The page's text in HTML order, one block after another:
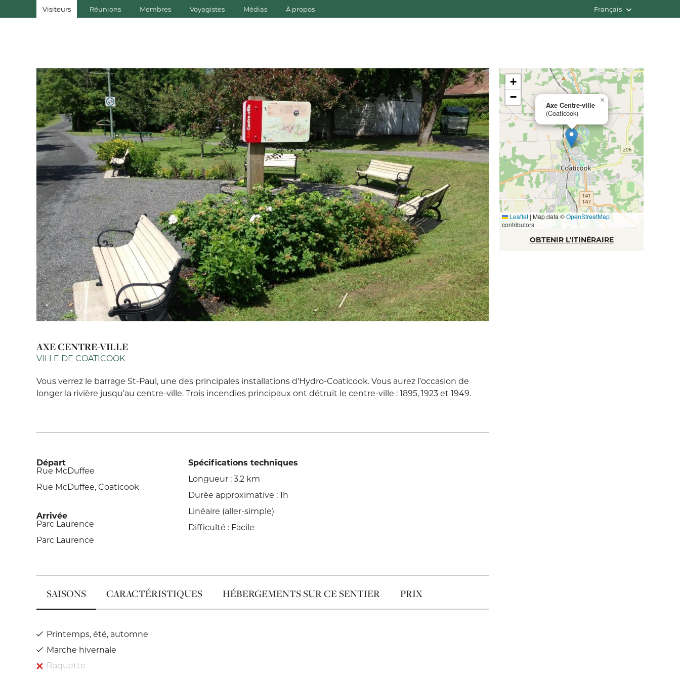
Visiteurs Réunions Membres Voyagistes Médias À propos Français
Axe Centre-ville
(Coaticook)
×
+
−
Leaflet | Map data ©OpenStreetMap
contributors
OBTENIR L'ITINÉRAIRE
AXE CENTRE-VILLE
VILLE DE COATICOOK
Vous verrez le barrage St-Paul, une des principales installations d’Hydro-Coaticook. Vous aurez l’occasion de
longer la rivière jusqu’au centre-ville. Trois incendies principaux ont détruit le centre-ville : 1895, 1923 et 1949.
Départ
Rue McDuffee
Rue McDuffee, Coaticook
Arrivée
Parc Laurence
Parc Laurence
Spécifications techniques
Longueur : 3,2 km
Durée approximative : 1h
Linéaire (aller-simple)
Difficulté : Facile
SAISONS CARACTÉRISTIQUES HÉBERGEMENTS SUR CE SENTIER PRIX
Printemps, été, automne
Marche hivernale
Raquette